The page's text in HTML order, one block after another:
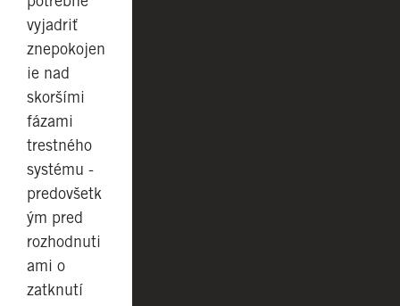
vyjadriť
znepokojen
ie nad
skoršími
fázami
trestného
systému -
predovšetk
ým pred
rozhodnuti
ami o
zatknutí